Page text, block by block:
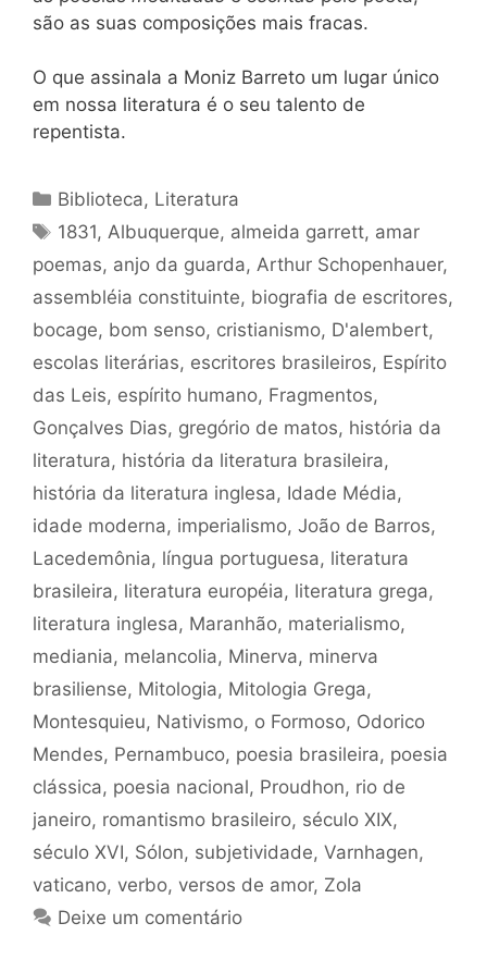
são as suas composições mais fracas.
O que assinala a Moniz Barreto um lugar único
em nossa literatura é o seu talento de
repentista.
Categorias
Biblioteca, Literatura
Tags
1831,Albuquerque, almeida garrett, amar
poemas, anjo da guarda, Arthur Schopenhauer,
assembléia constituinte, biografia de escritores,
bocage, bom senso, cristianismo, D'alembert,
escolas literárias, escritores brasileiros, Espírito
das Leis, espírito humano, Fragmentos,
Gonçalves Dias, gregório de matos, história da
literatura, história da literatura brasileira,
história da literatura inglesa, Idade Média,
idade moderna, imperialismo, João de Barros,
Lacedemônia, língua portuguesa, literatura
brasileira, literatura européia, literatura grega,
literatura inglesa, Maranhão, materialismo,
mediania, melancolia, Minerva, minerva
brasiliense, Mitologia, Mitologia Grega,
Montesquieu, Nativismo, o Formoso, Odorico
Mendes, Pernambuco, poesia brasileira, poesia
clássica, poesia nacional, Proudhon, rio de
janeiro, romantismo brasileiro, século XIX,
século XVI, Sólon, subjetividade, Varnhagen,
vaticano, verbo, versos de amor, Zola
Deixe um comentário